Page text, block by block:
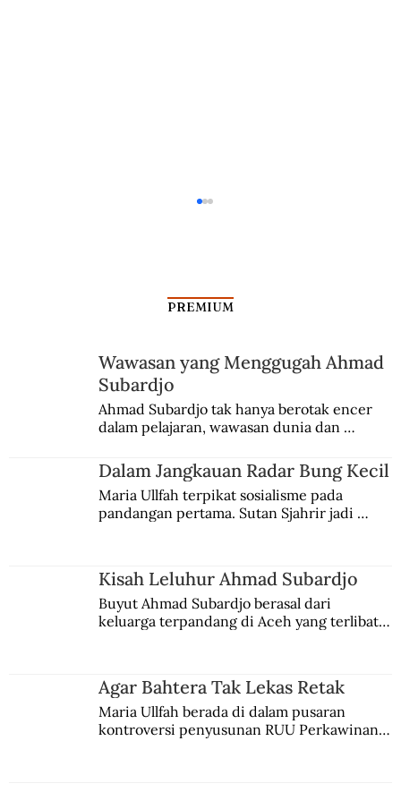
FIFA Uncovered dan Tikus-tikus Berdasi
Pejabat Sepakbola
PREMIUM
Wawasan yang Menggugah Ahmad
Subardjo
Ahmad Subardjo tak hanya berotak encer
dalam pelajaran, wawasan dunia dan
Jules Verne, Multatuli, hingga Sun Yat-sen.
Dalam Jangkauan Radar Bung Kecil
Maria Ullfah terpikat sosialisme pada
pandangan pertama. Sutan Sjahrir jadi
Kisah Leluhur Ahmad Subardjo
Buyut Ahmad Subardjo berasal dari
keluarga terpandang di Aceh yang terlibat
Agar Bahtera Tak Lekas Retak
Maria Ullfah berada di dalam pusaran
kontroversi penyusunan RUU Perkawinan.